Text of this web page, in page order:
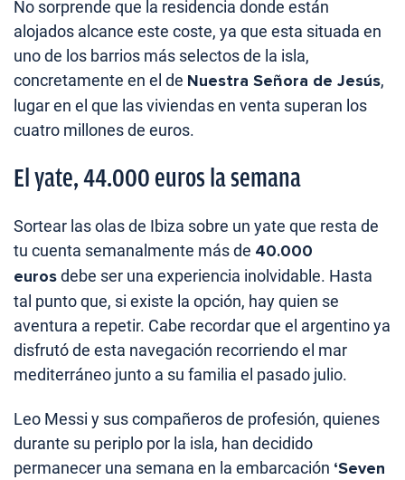
No sorprende que la residencia donde están
alojados alcance este coste, ya que esta situada en
uno de los barrios más selectos de la isla,
concretamente en el de Nuestra Señora de Jesús,
lugar en el que las viviendas en venta superan los
cuatro millones de euros.
El yate, 44.000 euros la semana
Sortear las olas de Ibiza sobre un yate que resta de
tu cuenta semanalmente más de 40.000
eurosdebe ser una experiencia inolvidable. Hasta
tal punto que, si existe la opción, hay quien se
aventura a repetir. Cabe recordar que el argentino ya
disfrutó de esta navegación recorriendo el mar
mediterráneo junto a su familia el pasado julio.
Leo Messi y sus compañeros de profesión, quienes
durante su periplo por la isla, han decidido
permanecer una semana en la embarcación ‘Seven